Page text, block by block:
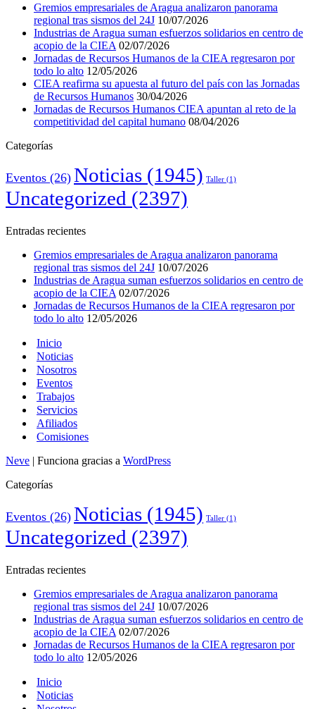
Gremios empresariales de Aragua analizaron panorama
regional tras sismos del 24J 10/07/2026
Industrias de Aragua suman esfuerzos solidarios en centro de
acopio de la CIEA 02/07/2026
Jornadas de Recursos Humanos de la CIEA regresaron por
todo lo alto 12/05/2026
CIEA reafirma su apuesta al futuro del país con las Jornadas
de Recursos Humanos 30/04/2026
Jornadas de Recursos Humanos CIEA apuntan al reto de la
competitividad del capital humano 08/04/2026
Categorías
Eventos (26) Noticias (1945) Taller (1)
Uncategorized (2397)
Entradas recientes
Gremios empresariales de Aragua analizaron panorama
regional tras sismos del 24J 10/07/2026
Industrias de Aragua suman esfuerzos solidarios en centro de
acopio de la CIEA 02/07/2026
Jornadas de Recursos Humanos de la CIEA regresaron por
todo lo alto 12/05/2026
Inicio
Noticias
Nosotros
Eventos
Trabajos
Servicios
Afiliados
Comisiones
Neve | Funciona gracias a WordPress
Categorías
Eventos (26) Noticias (1945) Taller (1)
Uncategorized (2397)
Entradas recientes
Gremios empresariales de Aragua analizaron panorama
regional tras sismos del 24J 10/07/2026
Industrias de Aragua suman esfuerzos solidarios en centro de
acopio de la CIEA 02/07/2026
Jornadas de Recursos Humanos de la CIEA regresaron por
todo lo alto 12/05/2026
Inicio
Noticias